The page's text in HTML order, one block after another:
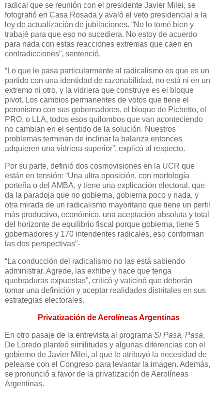
radical que se reunión con el presidente Javier Milei, se
fotografió en Casa Rosada y avaló el veto presidencial a la
ley de actualización de jubilaciones. “No lo tomé bien y
trabajé para que eso no sucediera. No estoy de acuerdo
para nada con estas reacciones extremas que caen en
contradicciones”, sentenció.
“Lo que le pasa particularmente al radicalismo es que es un
partido con una identidad de razonabilidad, no está ni en un
extremo ni otro, y la vidriera que construye es el bloque
pivot. Los cambios permanentes de votos que tiene el
peronismo con sus gobernadores, el bloque de Pichetto, el
PRO, o LLA, todos esos quilombos que van aconteciendo
no cambian en el sentido de la solución. Nuestros
problemas terminan de inclinar la balanza entonces
adquieren una vidriera superior”, explicó al respecto.
Por su parte, definió dos cosmovisiones en la UCR que
están en tensión: “Una ultra oposición, con morfología
porteña o del AMBA, y tiene una explicación electoral, que
da la paradoja que no gobierna, gobierna poco y nada, y
otra mirada de un radicalismo mayoritario que tiene un perfil
más productivo, económico, una aceptación absoluta y total
del horizonte de equilibrio fiscal porque gobierna, tiene 5
gobernadores y 170 intendentes radicales, eso conforman
las dos perspectivas”-
“La conducción del radicalismo no las está sabiendo
administrar. Agrede, las exhibe y hace que tenga
quebraduras expuestas”, criticó y vaticinó que deberán
tomar una definición y aceptar realidades distritales en sus
estrategias electorales.
Privatización de Aerolíneas Argentinas
En otro pasaje de la entrevista al programa Si Pasa, Pasa,
De Loredo planteó similitudes y algunas diferencias con el
gobierno de Javier Milei, al que le atribuyó la necesidad de
pelearse con el Congreso para levantar la imagen. Además,
se pronunció a favor de la privatización de Aerolíneas
Argentinas.